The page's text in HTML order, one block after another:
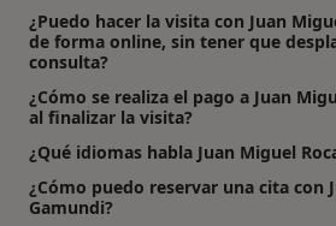
¿Puedo hacer la visita con Juan
de forma online, sin tener que
consulta?
¿Cómo se realiza el pago a Juan
al finalizar la visita?
¿Qué idiomas habla Juan Miguel
¿Cómo puedo reservar una cita con
Gamundi?